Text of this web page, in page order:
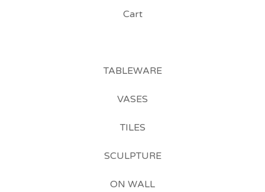
Cart
TABLEWARE
VASES
TILES
SCULPTURE
ON WALL